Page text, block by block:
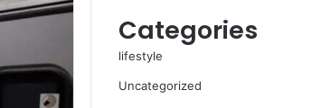
Categories
lifestyle
Uncategorized